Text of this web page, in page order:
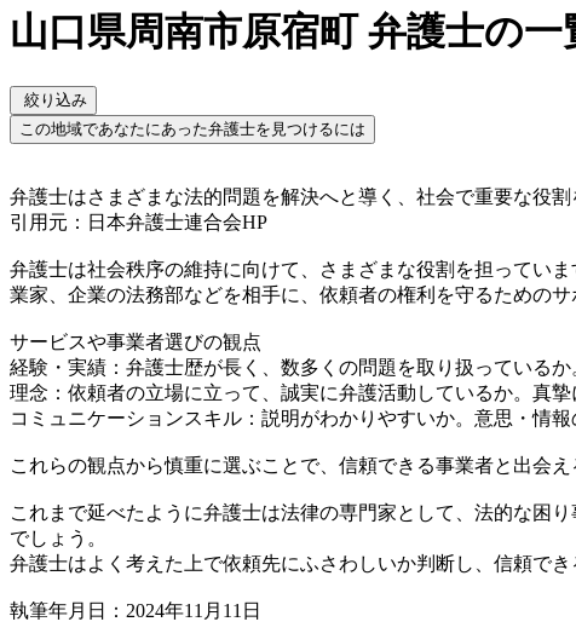
山口県周南市原宿町 弁護士の一
絞り込み
この地域であなたにあった弁護士を見つけるには
弁護士はさまざまな法的問題を解決へと導く、社会で重要な役
引用元：日本弁護士連合会HP
弁護士は社会秩序の維持に向けて、さまざまな役割を担ってい
業家、企業の法務部などを相手に、依頼者の権利を守るためのサ
サービスや事業者選びの観点
経験・実績：弁護士歴が長く、数多くの問題を取り扱っている
理念：依頼者の立場に立って、誠実に弁護活動しているか。真
コミュニケーションスキル：説明がわかりやすいか。意思・情
これらの観点から慎重に選ぶことで、信頼できる事業者と出会え
これまで延べたように弁護士は法律の専門家として、法的な困
でしょう。
弁護士はよく考えた上で依頼先にふさわしいか判断し、信頼でき
執筆年月日：2024年11月11日